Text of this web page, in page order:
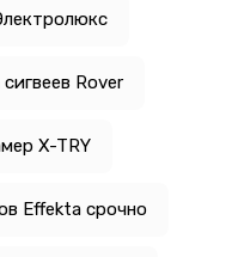
Rover
X-TRY
Effekta срочно